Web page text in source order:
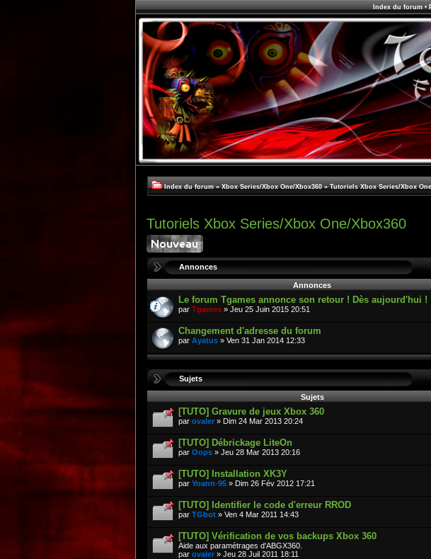
Index du forum•
Index du forum » Xbox Series/Xbox One/Xbox360 » Tutoriels Xbox Series/Xbox
Tutoriels Xbox Series/Xbox One/Xbox360
Annonces
Annonces
Le forum Tgames annonce son retour ! Dès aujourd'hui !
par Tgames » Jeu 25 Juin 2015 20:51
Changement d'adresse du forum
par Ayatus » Ven 31 Jan 2014 12:33
Sujets
Sujets
[TUTO] Gravure de jeux Xbox 360
par ovaler » Dim 24 Mar 2013 20:24
[TUTO] Débrickage LiteOn
par Oops » Jeu 28 Mar 2013 20:16
[TUTO] Installation XK3Y
par Yoann-95 » Dim 26 Fév 2012 17:21
[TUTO] Identifier le code d'erreur RROD
par TGbot » Ven 4 Mar 2011 14:43
[TUTO] Vérification de vos backups Xbox 360
Aide aux paramétrages d'ABGX360.
par ovaler » Jeu 28 Juil 2011 18:11